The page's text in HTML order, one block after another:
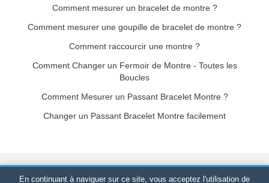
Comment mesurer un bracelet de montre ?
Comment mesurer une goupille de bracelet de montre ?
Comment raccourcir une montre ?
Comment Changer un Fermoir de Montre - Toutes les
Boucles
Comment Mesurer un Passant Bracelet Montre ?
Changer un Passant Bracelet Montre facilement
Bracelet-de-montre.com© 2026Tous droits réservés-SIRET
En continuant à naviguer sur ce site, vous acceptez l'utilisation de